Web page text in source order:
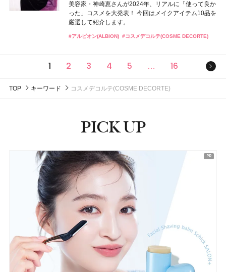
美容家・神崎恵さんが2024年、リアルに「使って良か
った」コスメを大発表！ 今回はメイクアイテム10品を
厳選して紹介します。
#アルビオン(ALBION) #コスメデコルテ(COSME DECORTE)
1 2 3 4 5 … 16 次の
TOP キーワード コスメデコルテ(COSME DECORTE)
PICK UP